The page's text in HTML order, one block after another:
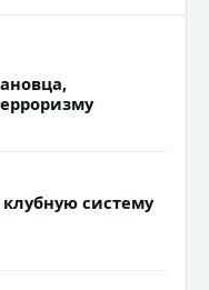
систему